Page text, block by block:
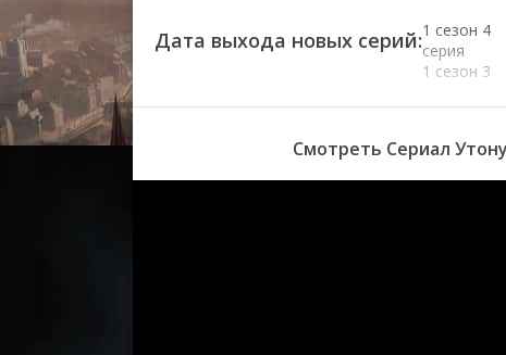
Дата выхода новых серий:1 сезон 4
серия
1 сезон 3
1 сезон 2
1 сезон 1
Смотреть Сериал